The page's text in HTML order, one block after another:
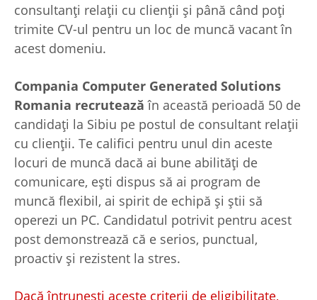
consultanţi relaţii cu clienţii şi până când poţi
trimite CV-ul pentru un loc de muncă vacant în
acest domeniu.
Compania Computer Generated Solutions
Romania recrutează în această perioadă 50 de
candidaţi la Sibiu pe postul de consultant relaţii
cu clienţii. Te califici pentru unul din aceste
locuri de muncă dacă ai bune abilităţi de
comunicare, eşti dispus să ai program de
muncă flexibil, ai spirit de echipă şi ştii să
operezi un PC. Candidatul potrivit pentru acest
post demonstrează că e serios, punctual,
proactiv şi rezistent la stres.
Dacă întruneşti aceste criterii de eligibilitate,